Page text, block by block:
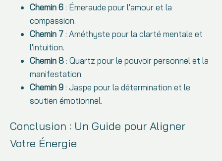
Chemin 6 : Émeraude pour l'amour et la
compassion.
Chemin 7 : Améthyste pour la clarté mentale et
l'intuition.
Chemin 8 : Quartz pour le pouvoir personnel et la
manifestation.
Chemin 9 : Jaspe pour la détermination et le
soutien émotionnel.
Conclusion : Un Guide pour Aligner
Votre Énergie